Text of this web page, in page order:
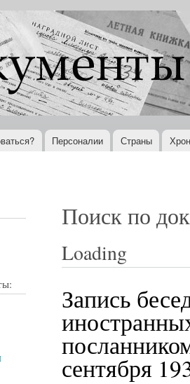
Персоналии Страны
Поиск по
Loading
Запись
сентября